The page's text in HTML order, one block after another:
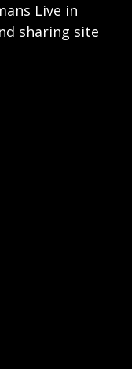
Live in
sharing site